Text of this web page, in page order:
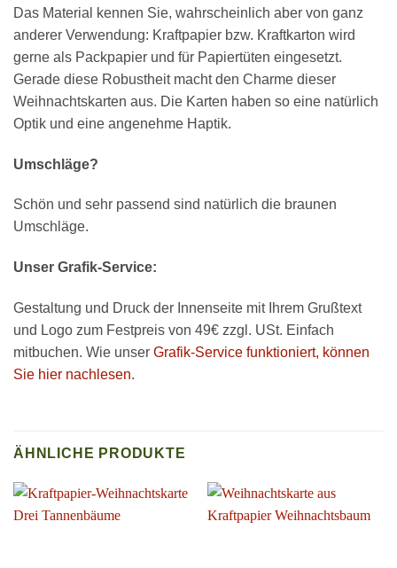
Das Material kennen Sie, wahrscheinlich aber von ganz
anderer Verwendung: Kraftpapier bzw. Kraftkarton wird
gerne als Packpapier und für Papiertüten eingesetzt.
Gerade diese Robustheit macht den Charme dieser
Weihnachtskarten aus. Die Karten haben so eine natürlich
Optik und eine angenehme Haptik.
Umschläge?
Schön und sehr passend sind natürlich die braunen
Umschläge.
Unser Grafik-Service:
Gestaltung und Druck der Innenseite mit Ihrem Grußtext
und Logo zum Festpreis von 49€ zzgl. USt. Einfach
mitbuchen. Wie unser Grafik-Service funktioniert, können
Sie hier nachlesen.
ÄHNLICHE PRODUKTE